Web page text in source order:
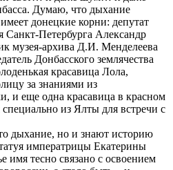
Думаю, что дыхание
донецкие корни: депутат
Санкт-Петербурга Александр
музея-архива Д.И. Менделеева
Донбасского землячества
красавица Лола,
за знаниями из
и еще одна красавица в красном
из Ялты для встречи с
дыхание, но и знают историю
императрицы Екатерины
имя тесно связано с освоением